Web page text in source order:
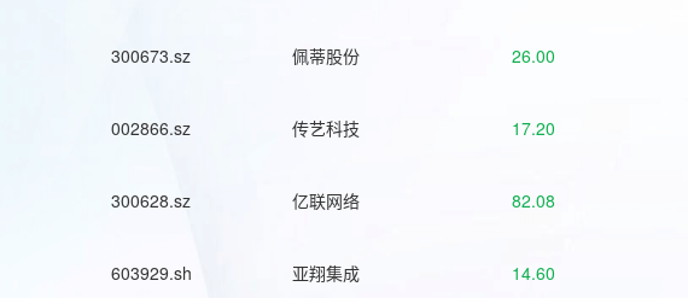
300673.sz 佩蒂股份 26.00
002866.sz 传艺科技 17.20
300628.sz 亿联网络 82.08
603929.sh 亚翔集成 14.60